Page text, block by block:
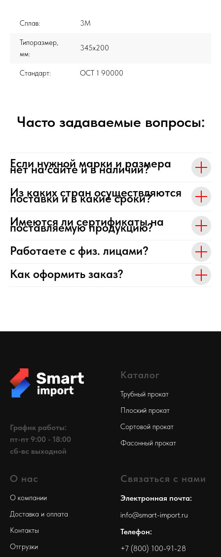
Сплав: 3М
Типоразмер,
мм:
345x200
Стандарт: ОСТ 1 90000
Часто задаваемые вопросы:
Если нужной марки и размера
нет на сайте и в наличии?
Из каких стран осуществляются
поставки и в какие сроки?
Имеются ли сертификаты на
поставляемую продукцию?
Работаете с физ. лицами?
Как оформить заказ?
График работы:
пт-пт 9:00 - 18:00
сб-вс выходной
Каталог
Трубный прокат
Плоский прокат
Сортовой прокат
Фасонный прокат
О нас
О компании
Доставка и оплата
Контакты
Отгрузки
Связаться с нами
Электронная почта:
info@smart-import.ru
Телефон:
+7 (800) 100-91-28